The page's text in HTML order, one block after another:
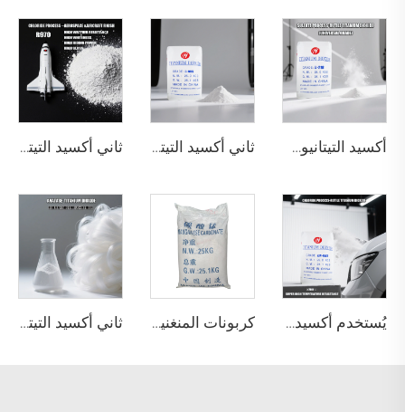
أكسيد التيتانيوم الريتيلى R218 (درجة عالمية) ثاني أكسيد التيتانيوم روتيل R895 للطلاء والvernishات الفاخرة ثاني أكسيد التيتانيوم روتيل R-970 بمقاومة جوية عالية
يُستخدم أكسيد التيتانيوم الروتايل بتقنية كلوريد CR-987 في الطلاء مع متطلبات مقاومة جوية عالية للغاية كربونات المنغنيز من الدرجة الصناعية ثاني أكسيد التيتانيوم الأناطاسي من الدرجة الكيماوية